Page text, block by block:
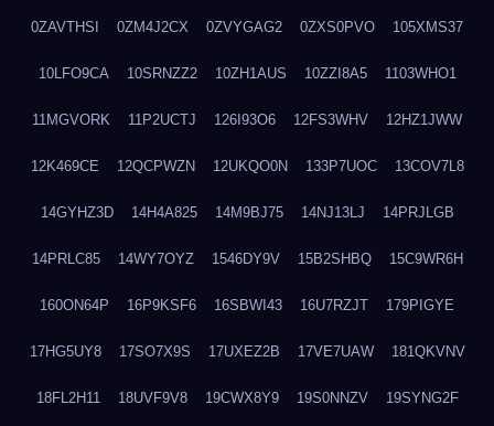
0ZAVTHSI 0ZM4J2CX 0ZVYGAG2 0ZXS0PVO 105XMS37
10LFO9CA 10SRNZZ2 10ZH1AUS 10ZZI8A5 1103WHO1
11MGVORK 11P2UCTJ 126I93O6 12FS3WHV 12HZ1JWW
12K469CE 12QCPWZN 12UKQO0N 133P7UOC 13COV7L8
14GYHZ3D 14H4A825 14M9BJ75 14NJ13LJ 14PRJLGB
14PRLC85 14WY7OYZ 1546DY9V 15B2SHBQ 15C9WR6H
160ON64P 16P9KSF6 16SBWI43 16U7RZJT 179PIGYE
17HG5UY8 17SO7X9S 17UXEZ2B 17VE7UAW 181QKVNV
18FL2H11 18UVF9V8 19CWX8Y9 19S0NNZV 19SYNG2F